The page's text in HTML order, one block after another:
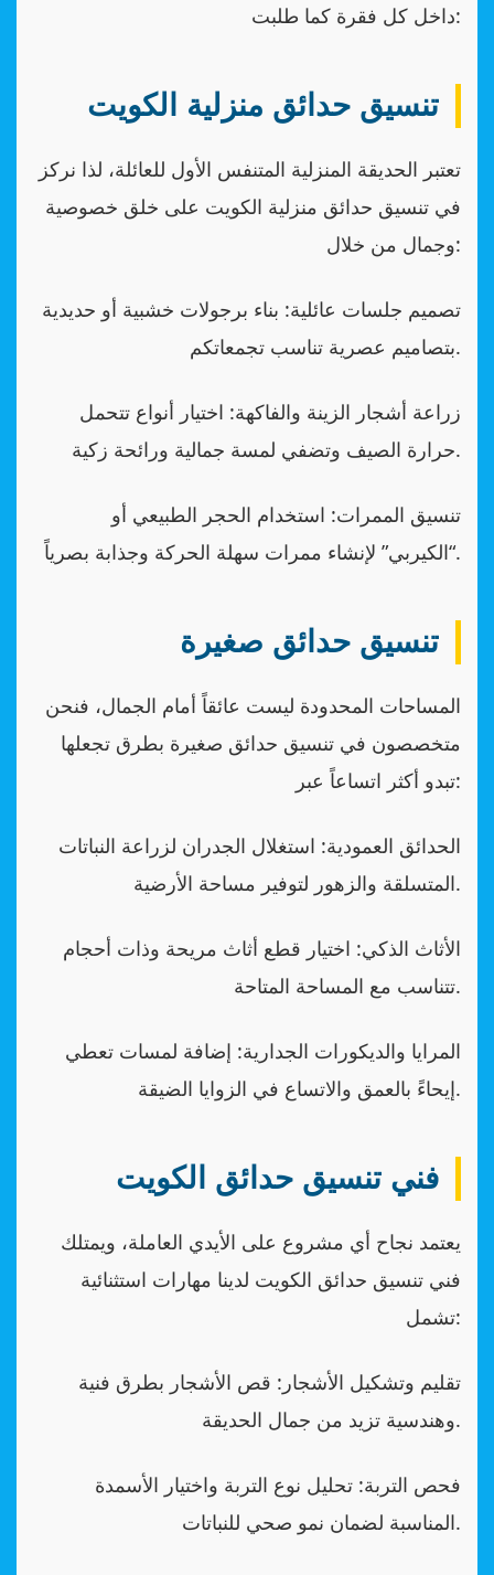
داخل كل فقرة كما طلبت:
تنسيق حدائق منزلية الكويت
تعتبر الحديقة المنزلية المتنفس الأول للعائلة، لذا نركز
في تنسيق حدائق منزلية الكويت على خلق خصوصية
وجمال من خلال:
تصميم جلسات عائلية: بناء برجولات خشبية أو حديدية
بتصاميم عصرية تناسب تجمعاتكم.
زراعة أشجار الزينة والفاكهة: اختيار أنواع تتحمل
حرارة الصيف وتضفي لمسة جمالية ورائحة زكية.
تنسيق الممرات: استخدام الحجر الطبيعي أو
“الكيربي” لإنشاء ممرات سهلة الحركة وجذابة بصرياً.
تنسيق حدائق صغيرة
المساحات المحدودة ليست عائقاً أمام الجمال، فنحن
متخصصون في تنسيق حدائق صغيرة بطرق تجعلها
تبدو أكثر اتساعاً عبر:
الحدائق العمودية: استغلال الجدران لزراعة النباتات
المتسلقة والزهور لتوفير مساحة الأرضية.
الأثاث الذكي: اختيار قطع أثاث مريحة وذات أحجام
تتناسب مع المساحة المتاحة.
المرايا والديكورات الجدارية: إضافة لمسات تعطي
إيحاءً بالعمق والاتساع في الزوايا الضيقة.
فني تنسيق حدائق الكويت
يعتمد نجاح أي مشروع على الأيدي العاملة، ويمتلك
فني تنسيق حدائق الكويت لدينا مهارات استثنائية
تشمل:
تقليم وتشكيل الأشجار: قص الأشجار بطرق فنية
وهندسية تزيد من جمال الحديقة.
فحص التربة: تحليل نوع التربة واختيار الأسمدة
المناسبة لضمان نمو صحي للنباتات.